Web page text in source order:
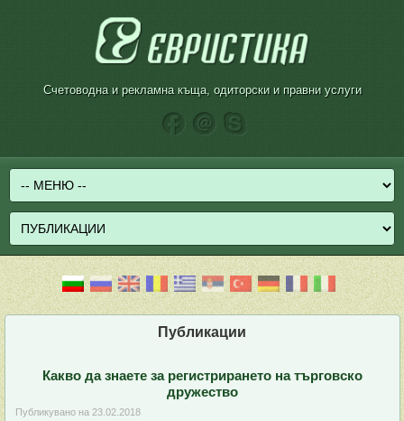
Счетоводна и рекламна къща, одиторски и правни услуги
Публикации
Какво да знаете за регистрирането на търговско
дружество
Публикувано на 23.02.2018